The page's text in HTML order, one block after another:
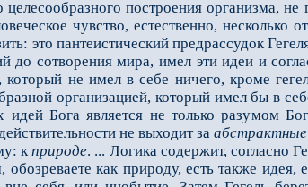
построения организма,
чувство, естественно, несколько
это пантеистический предрассудок
до сотворения мира, имел эти идеи и
не имел в себе ничего, кроме
организацией, который имел бы в
идей Бога является не только разумом
не выходит за абстрактные
кприроде. ... Логика содержит, согласно
как природу, есть также